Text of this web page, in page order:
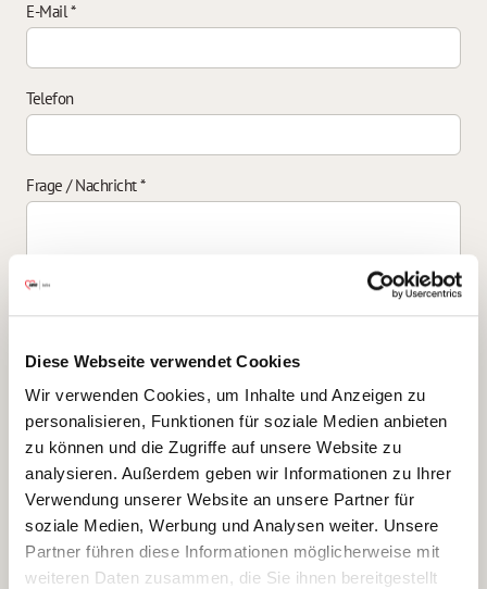
Diese Webseite verwendet Cookies
Wir verwenden Cookies, um Inhalte und Anzeigen zu
personalisieren, Funktionen für soziale Medien anbieten
zu können und die Zugriffe auf unsere Website zu
analysieren. Außerdem geben wir Informationen zu Ihrer
Verwendung unserer Website an unsere Partner für
soziale Medien, Werbung und Analysen weiter. Unsere
Partner führen diese Informationen möglicherweise mit
weiteren Daten zusammen, die Sie ihnen bereitgestellt
E-Mail*
Telefon
Frage / Nachricht*
Ich bin damit einverstanden, dass meine personenbezogenen Daten
ausschließlich zum Zweck der Durchführung der Kontaktanfrage
verarbeitet, auf IT- Systemen der Garitz Bewirtschaftungsbetriebe
GmbH, Heinrich-von-Kleist-Straße 2, 97688 Bad Kissingen
(Betreiber) gespeichert und an die für das Stellenangebot
verantwortliche Stelle zur Kontaktaufnahme weitergegeben
werden.
Diese Einwilligungserklärung kann ich jederzeit gegenüber dem